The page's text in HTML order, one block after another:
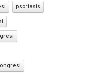
psoriasis